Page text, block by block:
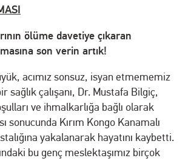
ölüme davetiye çıkaran
son verin artık!
acımız sonsuz, isyan etmememiz
sağlık çalışanı, Dr. Mustafa Bilgiç,
ve ihmalkarlığa bağlı olarak
sonucunda Kırım Kongo Kanamalı
yakalanarak hayatını kaybetti.
bu genç meslektaşımız birçok